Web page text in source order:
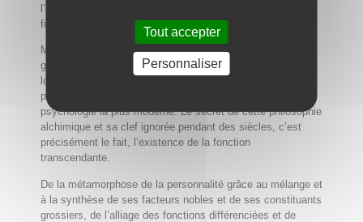
l’alchimie a aussi ce côté et c’est dans cet aspect qu’elle
fût les débuts tâtonnants de la chimie exacte.
Mais, l’alchimie a aussi un côté vie de l’esprit qu’il faut se
garder de sous-estimer. Un côté psychologique dont on est
loin d’avoir tiré tout ce qu’il y a à en tirer. Il existait une
philosophie alchimique, précurseur titubant de la
psychologie la plus moderne. Le secret de cette philosophie
alchimique et sa clef ignorée pendant des siècles, c’est
précisément le fait, l’existence de la fonction
transcendante.
De la métamorphose de la personnalité grâce au mélange et
à la synthèse de ses facteurs nobles et de ses constituants
grossiers, de l’alliage des fonctions différenciées et de
Tout accepter
Personnaliser